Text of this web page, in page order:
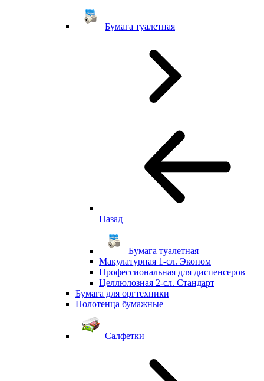
Бумага туалетная
Назад
Бумага туалетная
Макулатурная 1-сл. Эконом
Профессиональная для диспенсеров
Целлюлозная 2-сл. Стандарт
Бумага для оргтехники
Полотенца бумажные
Салфетки